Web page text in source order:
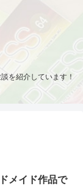
を紹介しています！
メイド作品で